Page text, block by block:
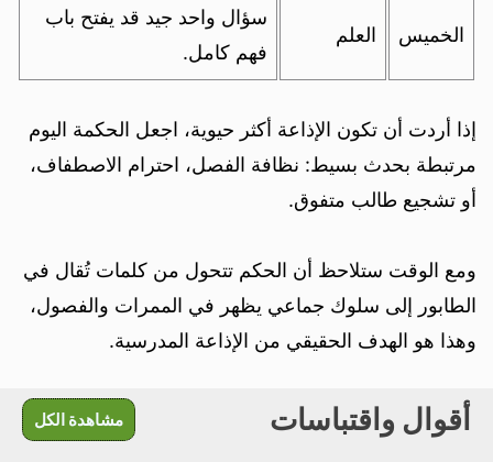
الخميس العلم
سؤال واحد جيد قد يفتح باب
فهم كامل.
إذا أردت أن تكون الإذاعة أكثر حيوية، اجعل الحكمة اليوم
مرتبطة بحدث بسيط: نظافة الفصل، احترام الاصطفاف،
أو تشجيع طالب متفوق.
ومع الوقت ستلاحظ أن الحكم تتحول من كلمات تُقال في
الطابور إلى سلوك جماعي يظهر في الممرات والفصول،
وهذا هو الهدف الحقيقي من الإذاعة المدرسية.
أقوال واقتباسات مشاهدة الكل